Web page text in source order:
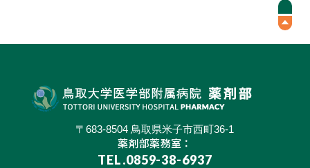
〒683-8504 鳥取県米子市西町36-1
薬剤部薬務室：
TEL.0859-38-6937